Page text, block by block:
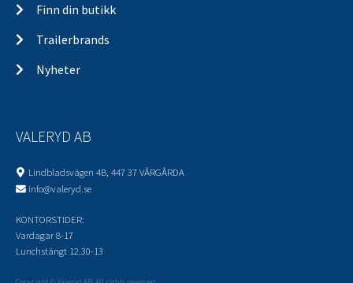
Finn din butikk
Trailerbrands
Nyheter
VALERYD AB
Lindbladsvägen 4B, 447 37 VÅRGÅRDA
info@valeryd.se
KONTORSTIDER:
Vardagar 8-17
Lunchstängt 12.30-13